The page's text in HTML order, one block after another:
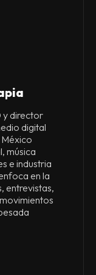
y director
digital
música
e industria
en la
entrevistas,